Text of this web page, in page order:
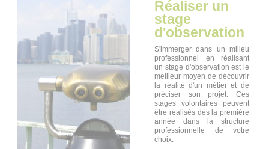
Réaliser un
stage
d'observation
S'immerger dans un milieu
professionnel en réalisant
un stage d'observation est le
meilleur moyen de découvrir
la réalité d'un métier et de
préciser son projet. Ces
stages volontaires peuvent
être réalisés dès la première
année dans la structure
professionnelle de votre
choix.